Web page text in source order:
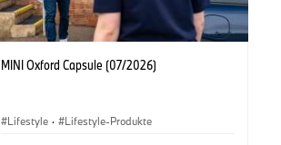
MINI Oxford Capsule (07/2026)
Lifestyle · Lifestyle-Produkte